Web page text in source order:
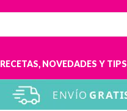
RECETAS, NOVEDADES Y TIPS